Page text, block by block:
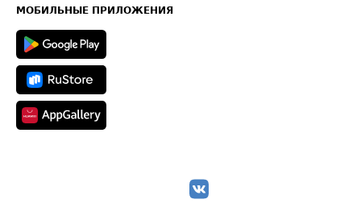
Техническая информация
МОБИЛЬНЫЕ ПРИЛОЖЕНИЯ